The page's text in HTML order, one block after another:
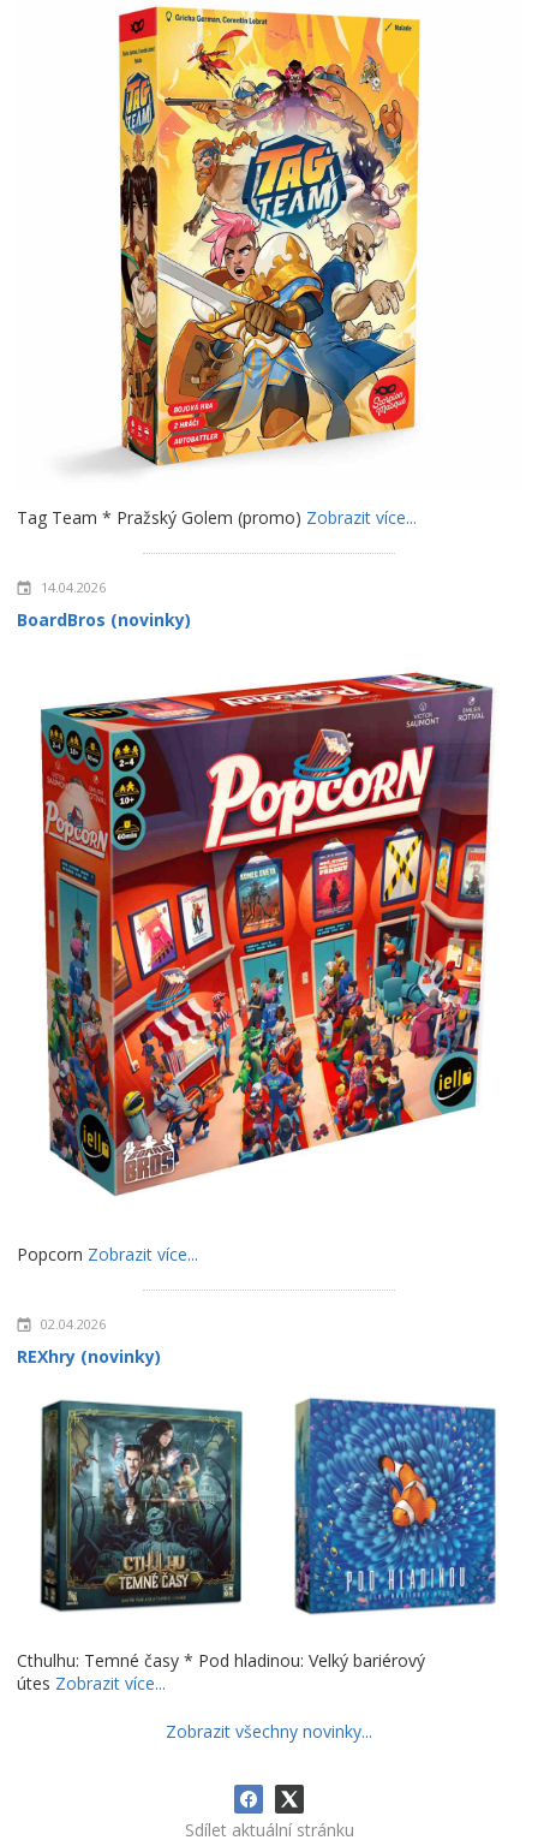
Tag Team * Pražský Golem (promo) Zobrazit více...
14.04.2026
BoardBros (novinky)
Popcorn Zobrazit více...
02.04.2026
REXhry (novinky)
Cthulhu: Temné časy * Pod hladinou: Velký bariérový
útes Zobrazit více...
Zobrazit všechny novinky...
Sdílet aktuální stránku